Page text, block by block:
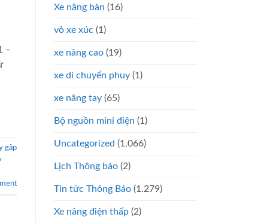
–
gập
Xe nâng bàn (16)
vỏ xe xúc (1)
xe nâng cao (19)
xe di chuyển phuy (1)
xe nâng tay (65)
Bộ nguồn mini điện (1)
Uncategorized (1.066)
Lịch Thông báo (2)
Tin tức Thông Báo (1.279)
Xe nâng điện thấp (2)